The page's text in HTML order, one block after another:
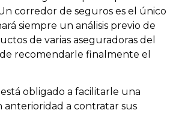
corredor de seguros es el único
siempre un análisis previo de
de varias aseguradoras del
recomendarle finalmente el
obligado a facilitarle una
anterioridad a contratar sus